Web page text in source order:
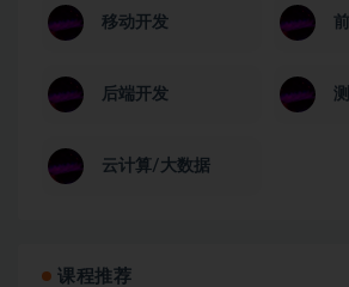
移动开发
后端开发
云计算/大数据
课程推荐